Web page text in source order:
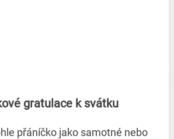
gratulace k svátku
přáníčko jako samotné nebo